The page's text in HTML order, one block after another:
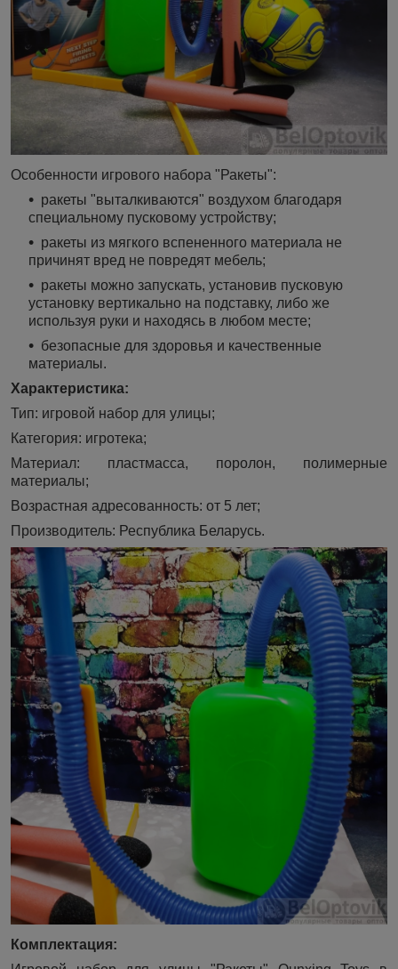
Особенности игрового набора "Ракеты":
ракеты "выталкиваются" воздухом благодаря
специальному пусковому устройству;
ракеты из мягкого вспененного материала не
причинят вред не повредят мебель;
ракеты можно запускать, установив пусковую
установку вертикально на подставку, либо же
используя руки и находясь в любом месте;
безопасные для здоровья и качественные
материалы.
Характеристика:
Тип: игровой набор для улицы;
Категория: игротека;
Материал: пластмасса, поролон, полимерные
материалы;
Возрастная адресованность: от 5 лет;
Производитель: Республика Беларусь.
Комплектация: